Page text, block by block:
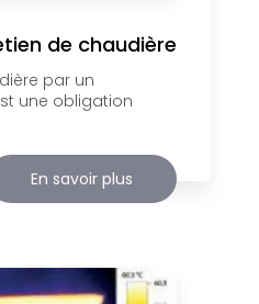
de chaudière
par un
une obligation
En savoir plus